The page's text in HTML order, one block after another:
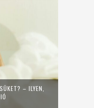
– ILYEN,